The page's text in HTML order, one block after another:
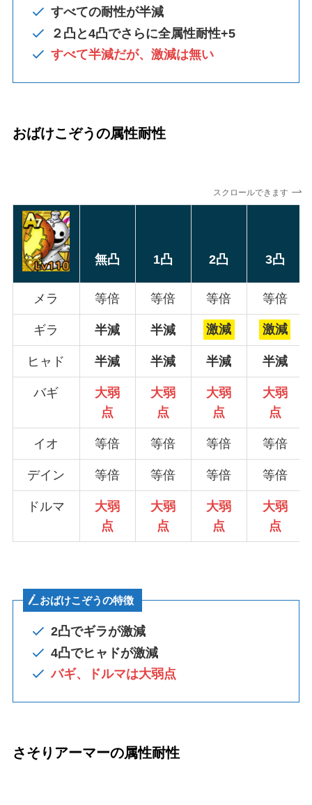
すべての耐性が半減
２凸と4凸でさらに全属性耐性+5
すべて半減だが、激減は無い
おばけこぞうの属性耐性
スクロールできます
無凸 1凸 2凸 3凸
メラ 等倍 等倍 等倍 等倍
ギラ 半減 半減 激減 激減
ヒャド 半減 半減 半減 半減
バギ
大弱
点
大弱
点
大弱
点
大弱
点
イオ 等倍 等倍 等倍 等倍
デイン 等倍 等倍 等倍 等倍
ドルマ
大弱
点
大弱
点
大弱
点
大弱
点
おばけこぞうの特徴
2凸でギラが激減
4凸でヒャドが激減
バギ、ドルマは大弱点
さそりアーマーの属性耐性